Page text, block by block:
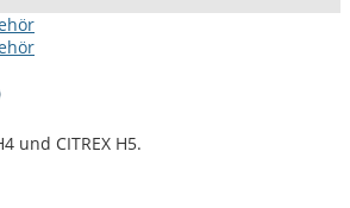
und CITREX H5.